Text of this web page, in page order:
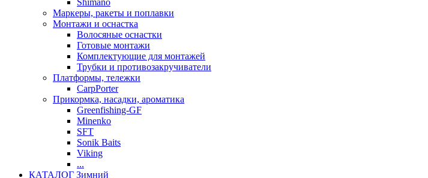
Shimano
Маркеры, ракеты и поплавки
Монтажи и оснастка
Волосяные оснастки
Готовые монтажи
Комплектующие для монтажей
Трубки и противозакручиватели
Платформы, тележки
CarpPorter
Прикормка, насадки, ароматика
Greenfishing-GF
Minenko
SFT
Sonik Baits
Viking
...
КАТАЛОГ Зимний